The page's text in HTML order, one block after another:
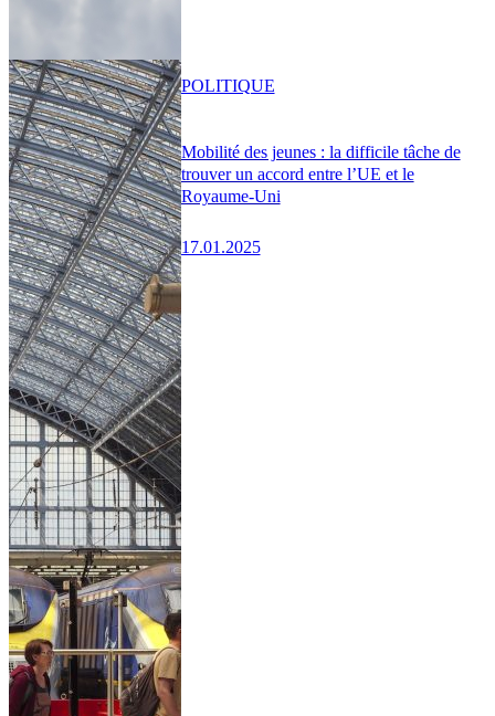
Mobilité des jeunes : la difficile tâche de
trouver un accord entre l’UE et le
Royaume-Uni
17.01.2025
POLITIQUE